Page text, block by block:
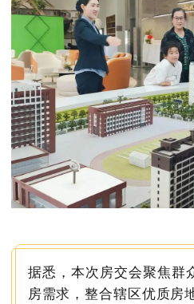
据悉，本次房交会聚焦群
房需求，整合辖区优质房